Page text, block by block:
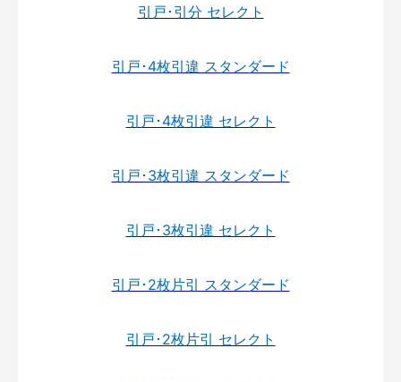
引戸･引分 セレクト
引戸･4枚引違 スタンダード
引戸･4枚引違 セレクト
引戸･3枚引違 スタンダード
引戸･3枚引違 セレクト
引戸･2枚片引 スタンダード
引戸･2枚片引 セレクト